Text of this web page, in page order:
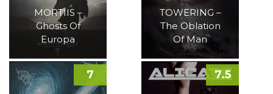
MORTIIS –
Ghosts Of
Europa
TOWERING –
The Oblation
Of Man
7 7.5